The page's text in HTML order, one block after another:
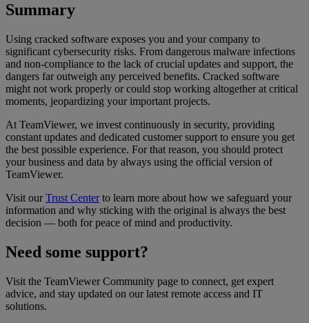
Summary
Using cracked software exposes you and your company to
significant cybersecurity risks. From dangerous malware infections
and non-compliance to the lack of crucial updates and support, the
dangers far outweigh any perceived benefits. Cracked software
might not work properly or could stop working altogether at critical
moments, jeopardizing your important projects.
At TeamViewer, we invest continuously in security, providing
constant updates and dedicated customer support to ensure you get
the best possible experience. For that reason, you should protect
your business and data by always using the official version of
TeamViewer.
Visit ourTrust Centerto learn more about how we safeguard your
information and why sticking with the original is always the best
decision — both for peace of mind and productivity.
Need some support?
Visit the TeamViewer Community page to connect, get expert
advice, and stay updated on our latest remote access and IT
solutions.